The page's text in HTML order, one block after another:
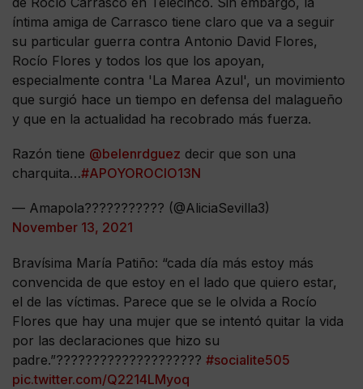
íntima amiga de Carrasco tiene claro que va a seguir
su particular guerra contra Antonio David Flores,
Rocío Flores y todos los que los apoyan,
especialmente contra 'La Marea Azul', un movimiento
que surgió hace un tiempo en defensa del malagueño
y que en la actualidad ha recobrado más fuerza.
Razón tiene @belenrdguez decir que son una
charquita…#APOYOROCIO13N
— Amapola??????????? (@AliciaSevilla3)
November 13, 2021
Bravísima María Patiño: “cada día más estoy más
convencida de que estoy en el lado que quiero estar,
el de las víctimas. Parece que se le olvida a Rocío
Flores que hay una mujer que se intentó quitar la vida
por las declaraciones que hizo su
padre.”???????????????????? #socialite505
pic.twitter.com/Q2214LMyoq